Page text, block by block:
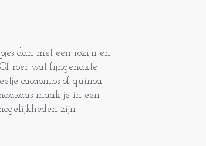
dan met een rozijn en
roer wat fijngehakte
cacaonibs of quinoa
maak je in een
zijn